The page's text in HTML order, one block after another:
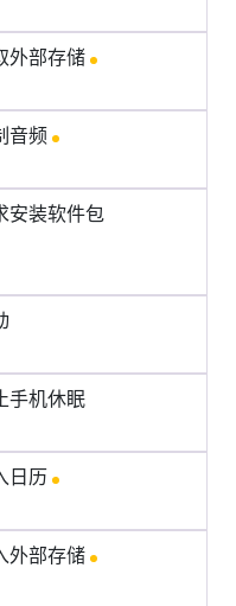
外部存储
音频
安装软件包
手机休眠
日历
外部存储